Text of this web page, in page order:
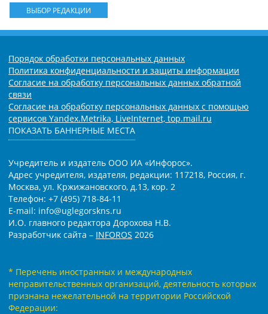
ВЫБОР РЕДАКЦИИ
Порядок обработки персональных данных
Политика конфиденциальности и защиты информации
Согласие на обработку персональных данных обратной
связи
Согласие на обработку персональных данных с помощью
сервисов Yandex.Metrika, LiveInternet, top.mail.ru
ПОКАЗАТЬ БАННЕРНЫЕ МЕСТА
Учредитель и издатель ООО ИА «Инфорос».
Адрес учредителя, издателя, редакции: 117218, Россия, г.
Москва, ул. Кржижановского, д.13, кор. 2
Телефон: +7 (495) 718-84-11
E-mail: info@uglegorskns.ru
И.О. главного редактора Дорохова Н.В.
Разработчик сайта – INFOROS 2026
* Перечень иностранных и международных
неправительственных организаций, деятельность которых
признана нежелательной на территории Российской
Федерации: